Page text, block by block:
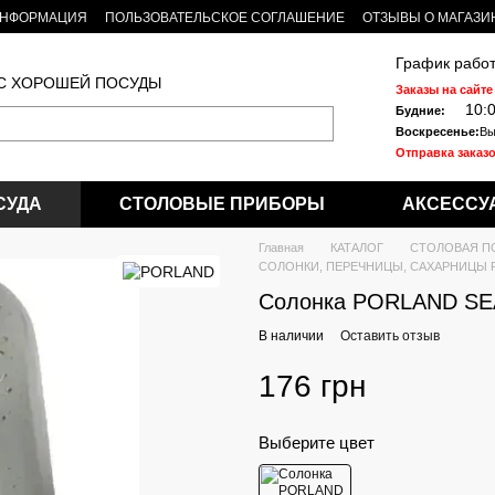
ПОЛЬЗОВАТЕЛЬСКОЕ СОГЛАШЕНИЕ
ОТЗЫВЫ О
ХОРОШЕЙ ПОСУДЫ
График
Заказы на
Будние:
Воскресенье:
Отправка
СТОЛОВЫЕ ПРИБОРЫ
Главная КАТАЛОГ
СТОЛОВАЯ
СОЛОНКИ, ПЕРЕЧНИЦЫ, САХАРНИЦЫ
Солонка PORLAND
В наличии Оставить отзыв
176 грн
Выберите цвет